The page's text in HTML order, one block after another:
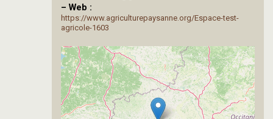
– Web :
https://www.agriculturepaysanne.org/Espace-test-
agricole-1603